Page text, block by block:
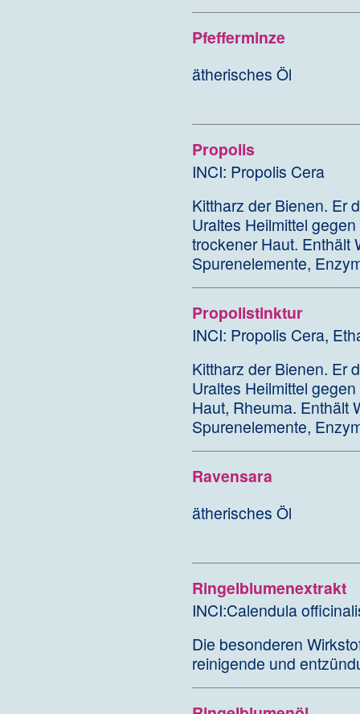
Pfefferminze
ätherisches Öl
Propolis
INCI: Propolis Cera
Kittharz der Bienen. Er
Uraltes Heilmittel
trockener Haut. Enthält
Spurenelemente,
Propolistinktur
INCI: Propolis Cera,
Kittharz der Bienen. Er
Uraltes Heilmittel
Haut, Rheuma. Enthält
Spurenelemente,
Ravensara
ätherisches Öl
Ringelblumenextrakt
INCI:Calendula
Die besonderen
reinigende und